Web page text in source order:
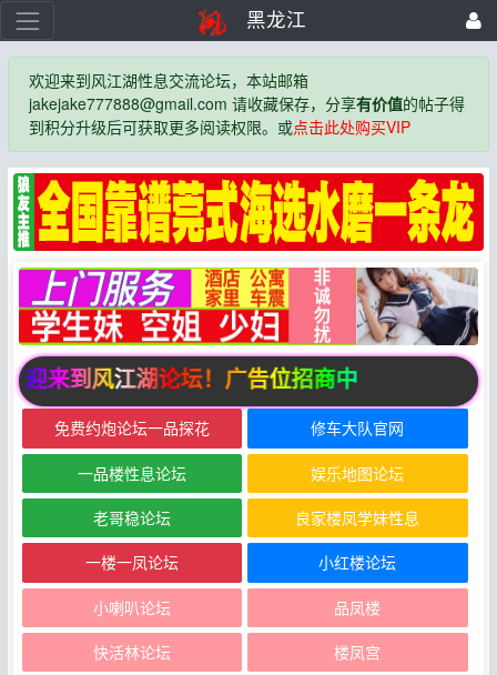
黑龙江
欢迎来到风江湖性息交流论坛，本站邮箱
jakejake777888@gmail.com 请收藏保存，分享有价值的帖子得
到积分升级后可获取更多阅读权限。或点击此处购买VIP
迎来到风江湖论坛！广告位招商中
免费约炮论坛一品探花 修车大队官网
一品楼性息论坛 娱乐地图论坛
老哥稳论坛 良家楼凤学妹性息
一楼一凤论坛 小红楼论坛
小喇叭论坛 品凤楼
快活林论坛 楼凤宫